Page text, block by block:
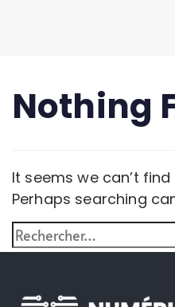
Nothing
It seems we can’t
Perhaps searching